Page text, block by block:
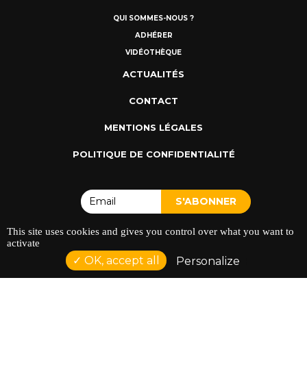
QUI SOMMES-NOUS ?
ADHÉRER
VIDÉOTHÈQUE
ACTUALITÉS
CONTACT
MENTIONS LÉGALES
POLITIQUE DE CONFIDENTIALITÉ
ADRESSE : 128 AVENUE DU SERGENT MAGINOT 35000
RENNES
This site uses cookies and gives you control over what you want to
activate
OK, accept all Personalize